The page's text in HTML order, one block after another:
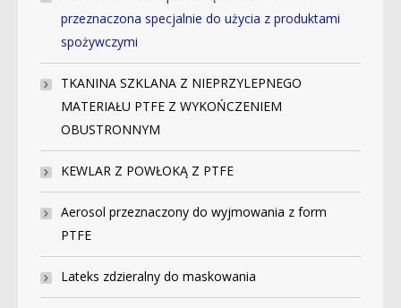
przeznaczona specjalnie do użycia z produktami
spożywczymi
TKANINA SZKLANA Z NIEPRZYLEPNEGO
MATERIAŁU PTFE Z WYKOŃCZENIEM
OBUSTRONNYM
KEWLAR Z POWŁOKĄ Z PTFE
Aerosol przeznaczony do wyjmowania z form
PTFE
Lateks zdzieralny do maskowania